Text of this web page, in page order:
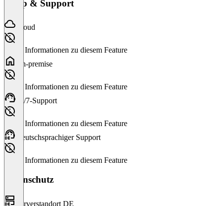
Setup & Support
Cloud
Keine Informationen zu diesem Feature
On-premise
Keine Informationen zu diesem Feature
24/7-Support
Keine Informationen zu diesem Feature
Deutschsprachiger Support
Keine Informationen zu diesem Feature
Datenschutz
Serverstandort DE